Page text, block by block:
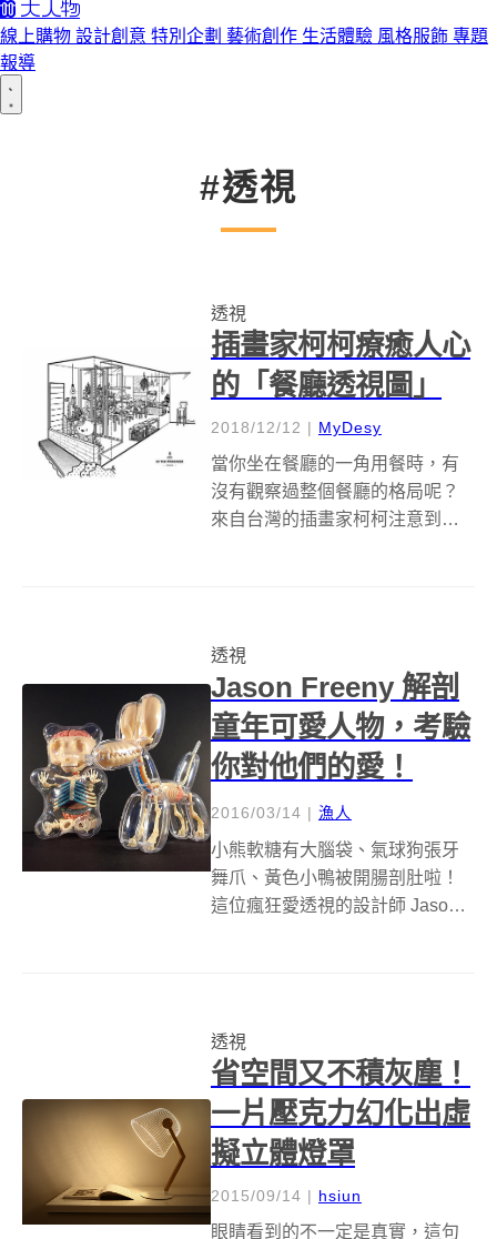
線上購物 設計創意 特別企劃 藝術創作 生活體驗 風格服飾 專題
報導
#透視
透視
插畫家柯柯療癒人心
的「餐廳透視圖」
2018/12/12 | MyDesy
當你坐在餐廳的一角用餐時，有
沒有觀察過整個餐廳的格局呢？
來自台灣的插畫家柯柯注意到了
插畫中可愛的小貓們，將我們從
建築物中拉出來...
透視
Jason Freeny 解剖
童年可愛人物，考驗
你對他們的愛！
2016/03/14 | 漁人
小熊軟糖有大腦袋、氣球狗張牙
舞爪、黃色小鴨被開腸剖肚啦！
這位瘋狂愛透視的設計師 Jason
前已經替米老...
透視
省空間又不積灰塵！
一片壓克力幻化出虛
擬立體燈罩
2015/09/14 | hsiun
眼睛看到的不一定是真實，這句